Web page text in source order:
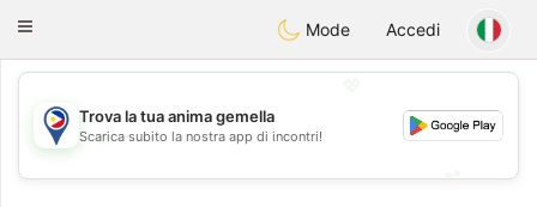
PhilippinesChat
Toggle
Mode Accedi
💖
💕
Trova la tua anima gemella
Scarica subito la nostra app di incontri!